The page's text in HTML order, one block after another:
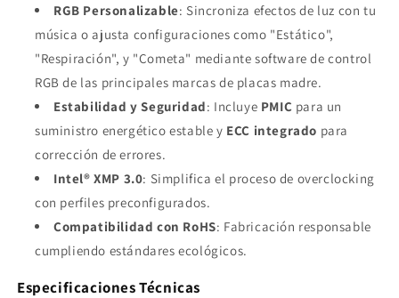
RGB Personalizable: Sincroniza efectos de luz con tu
música o ajusta configuraciones como "Estático",
"Respiración", y "Cometa" mediante software de control
RGB de las principales marcas de placas madre.
Estabilidad y Seguridad: Incluye PMIC para un
suministro energético estable y ECC integrado para
corrección de errores.
Intel® XMP 3.0: Simplifica el proceso de overclocking
con perfiles preconfigurados.
Compatibilidad con RoHS: Fabricación responsable
cumpliendo estándares ecológicos.
Especificaciones Técnicas